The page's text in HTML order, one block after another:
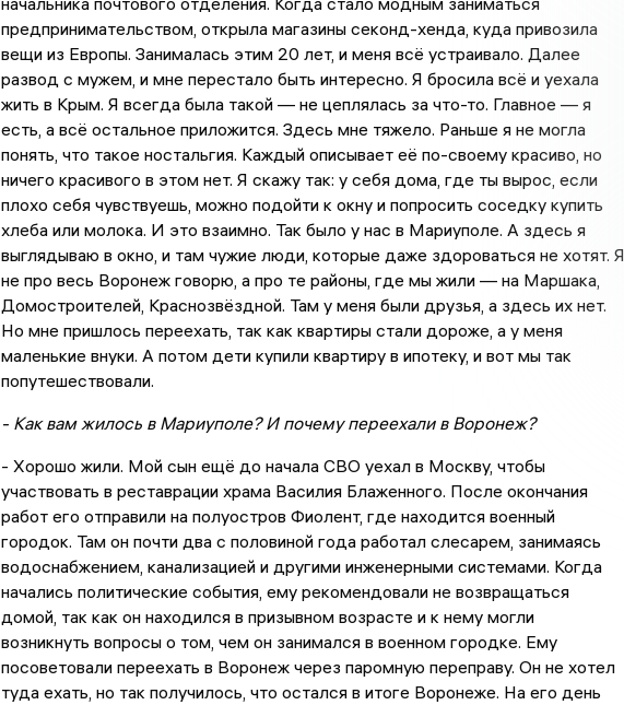
предпринимательством, открыла магазины секонд-хенда, куда привозила
вещи из Европы. Занималась этим 20 лет, и меня всё устраивало. Далее
развод с мужем, и мне перестало быть интересно. Я бросила всё и уехала
жить в Крым. Я всегда была такой — не цеплялась за что-то. Главное — я
есть, а всё остальное приложится. Здесь мне тяжело. Раньше я не могла
понять, что такое ностальгия. Каждый описывает её по-своему красиво, но
ничего красивого в этом нет. Я скажу так: у себя дома, где ты вырос, если
плохо себя чувствуешь, можно подойти к окну и попросить соседку купить
хлеба или молока. И это взаимно. Так было у нас в Мариуполе. А здесь я
выглядываю в окно, и там чужие люди, которые даже здороваться не хотят. Я
не про весь Воронеж говорю, а про те районы, где мы жили — на Маршака,
Домостроителей, Краснозвёздной. Там у меня были друзья, а здесь их нет.
Но мне пришлось переехать, так как квартиры стали дороже, а у меня
маленькие внуки. А потом дети купили квартиру в ипотеку, и вот мы так
попутешествовали.
- Как вам жилось в Мариуполе? И почему переехали в Воронеж?
- Хорошо жили. Мой сын ещё до начала СВО уехал в Москву, чтобы
участвовать в реставрации храма Василия Блаженного. После окончания
работ его отправили на полуостров Фиолент, где находится военный
городок. Там он почти два с половиной года работал слесарем, занимаясь
водоснабжением, канализацией и другими инженерными системами. Когда
начались политические события, ему рекомендовали не возвращаться
домой, так как он находился в призывном возрасте и к нему могли
возникнуть вопросы о том, чем он занимался в военном городке. Ему
посоветовали переехать в Воронеж через паромную переправу. Он не хотел
туда ехать, но так получилось, что остался в итоге Воронеже. На его день